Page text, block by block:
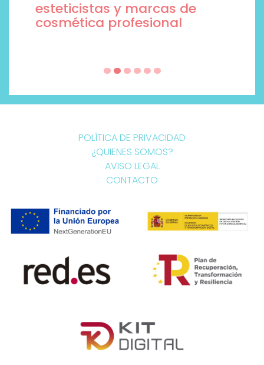
esteticistas y marcas de
cosmética profesional
POLÍTICA DE PRIVACIDAD
¿QUIENES SOMOS?
AVISO LEGAL
CONTACTO